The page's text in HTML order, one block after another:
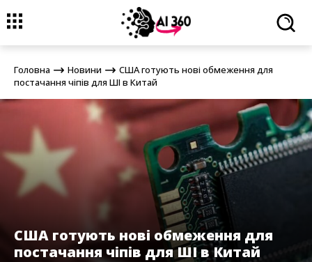
Головна
США готують нові обмеження для постачання
чіпів для ШІ в Китай
Головна Новини
США готують нові обмеження для
постачання чіпів для ШІ в Китай
США готують нові обмеження для
постачання чіпів для ШІ в Китай